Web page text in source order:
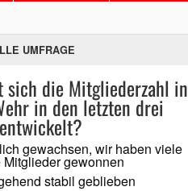
UMFRAGE
sich die Mitgliederzahl in
in den letzten drei
gewachsen, wir haben viele
Mitglieder gewonnen
stabil geblieben